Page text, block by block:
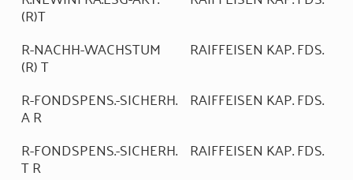
(R)T
R-NACHH-WACHSTUM
(R) T
RAIFFEISEN KAP. FDS.
R-FONDSPENS.-SICHERH.
A R
RAIFFEISEN KAP. FDS.
R-FONDSPENS.-SICHERH.
T R
RAIFFEISEN KAP. FDS.